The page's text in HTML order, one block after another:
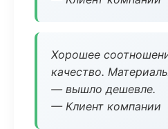
Хорошее
качество.
— вышло дешевле.
— Клиент компании